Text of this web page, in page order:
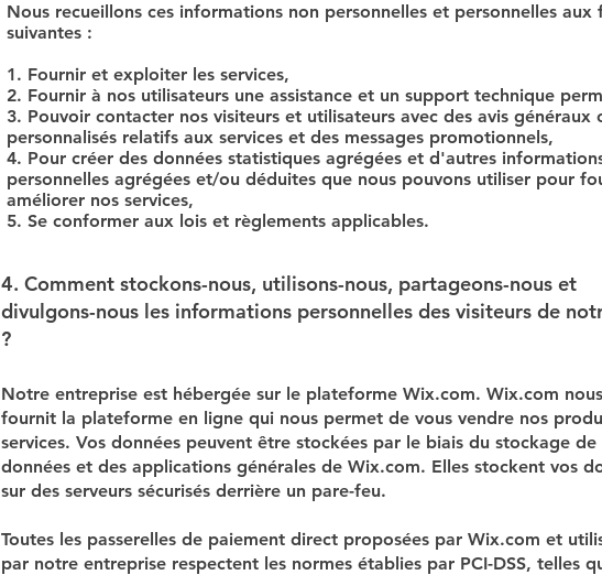
Nous recueillons ces informations non personnelles et personnelles aux
suivantes :
1. Fournir et exploiter les services,
2. Fournir à nos utilisateurs une assistance et un support technique
3. Pouvoir contacter nos visiteurs et utilisateurs avec des avis généraux
personnalisés relatifs aux services et des messages promotionnels,
4. Pour créer des données statistiques agrégées et d'autres
personnelles agrégées et/ou déduites que nous pouvons utiliser pour
améliorer nos services,
5. Se conformer aux lois et règlements applicables.
4. Comment stockons-nous, utilisons-nous, partageons-nous et
divulgons-nous les informations personnelles des visiteurs de
?
​Notre entreprise est hébergée sur le plateforme Wix.com. Wix.com nous
fournit la plateforme en ligne qui nous permet de vous vendre nos
services. Vos données peuvent être stockées par le biais du stockage de
données et des applications générales de Wix.com. Elles stockent vos
sur des serveurs sécurisés derrière un pare-feu.
Toutes les passerelles de paiement direct proposées par Wix.com et
par notre entreprise respectent les normes établies par PCI-DSS, telles